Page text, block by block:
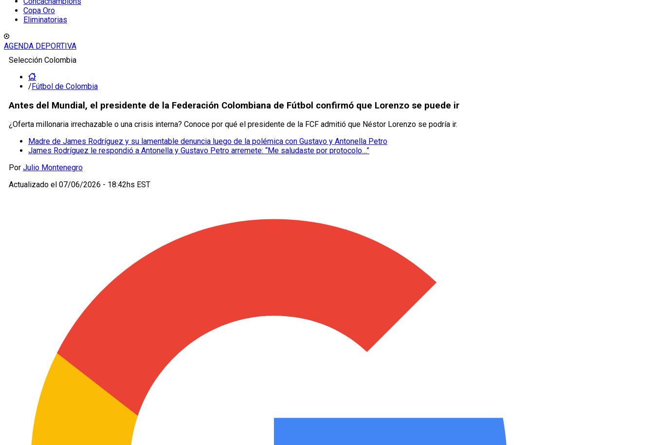
Copa Oro
Eliminatorias
AGENDA DEPORTIVA
Selección Colombia
/Fútbol de Colombia
Antes del Mundial, el presidente de la Federación Colombiana de Fútbol confirmó que Lorenzo se puede ir
¿Oferta millonaria irrechazable o una crisis interna? Conoce por qué el presidente de la FCF admitió que Néstor Lorenzo se podría ir.
Madre de James Rodríguez y su lamentable denuncia luego de la polémica con Gustavo y Antonella Petro
James Rodríguez le respondió a Antonella y Gustavo Petro arremete: “Me saludaste por protocolo…”
Por Julio Montenegro
Actualizado el 07/06/2026 - 18:42hs EST